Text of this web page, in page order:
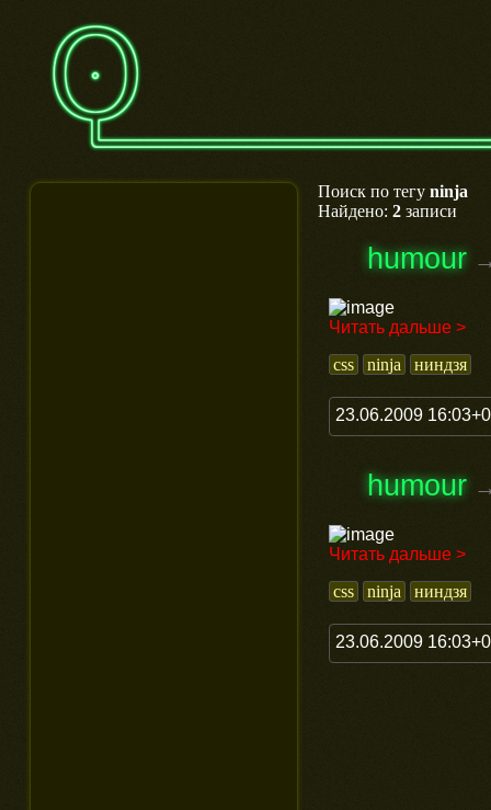
Поиск по тегу ninja
Найдено: 2 записи
humour
Читать дальше >
css
ninja ниндзя
23.06.2009
humour
Читать дальше >
css
ninja ниндзя
23.06.2009